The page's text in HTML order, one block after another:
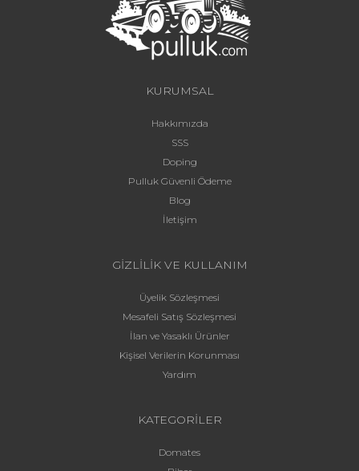
KURUMSAL
Hakkımızda
SSS
Doping
Pulluk Güvenli Ödeme
Blog
İletişim
GİZLİLİK VE KULLANIM
Üyelik Sözleşmesi
Mesafeli Satış Sözleşmesi
İlan ve Yasaklı Ürünler
Kişisel Verilerin Korunması
Yardım
KATEGORİLER
Domates